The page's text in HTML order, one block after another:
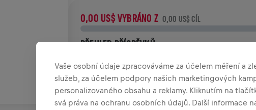
0,00 US$ VYBRÁNO Z 0,00 US$ CÍL
PŘEHLED PŘÍSPĚVKŮ
Přispěj ke změně! 100% z tvého příspěvku
poranění míchy.
HISTORIE
Vaše osobní údaje zpracováváme za účelem měření a
služeb, za účelem podpory našich marketingových
personalizovaného obsahu a reklamy. Kliknutím na
svá práva na ochranu osobních údajů. Další informace